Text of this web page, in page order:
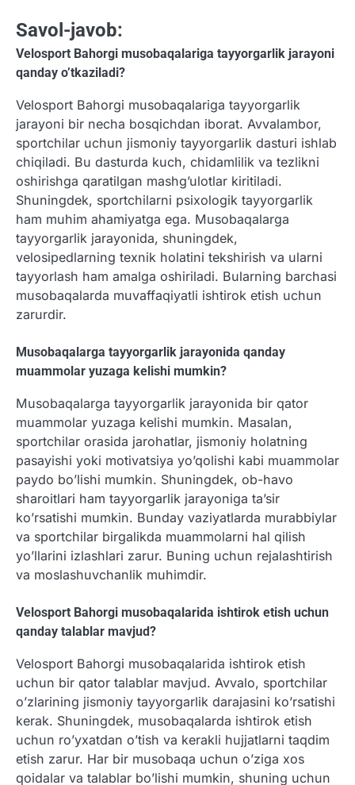
Savol-javob:
Velosport Bahorgi musobaqalariga tayyorgarlik jarayoni
qanday o’tkaziladi?
Velosport Bahorgi musobaqalariga tayyorgarlik
jarayoni bir necha bosqichdan iborat. Avvalambor,
sportchilar uchun jismoniy tayyorgarlik dasturi ishlab
chiqiladi. Bu dasturda kuch, chidamlilik va tezlikni
oshirishga qaratilgan mashg’ulotlar kiritiladi.
Shuningdek, sportchilarni psixologik tayyorgarlik
ham muhim ahamiyatga ega. Musobaqalarga
tayyorgarlik jarayonida, shuningdek,
velosipedlarning texnik holatini tekshirish va ularni
tayyorlash ham amalga oshiriladi. Bularning barchasi
musobaqalarda muvaffaqiyatli ishtirok etish uchun
zarurdir.
Musobaqalarga tayyorgarlik jarayonida qanday
muammolar yuzaga kelishi mumkin?
Musobaqalarga tayyorgarlik jarayonida bir qator
muammolar yuzaga kelishi mumkin. Masalan,
sportchilar orasida jarohatlar, jismoniy holatning
pasayishi yoki motivatsiya yo’qolishi kabi muammolar
paydo bo’lishi mumkin. Shuningdek, ob-havo
sharoitlari ham tayyorgarlik jarayoniga ta’sir
ko’rsatishi mumkin. Bunday vaziyatlarda murabbiylar
va sportchilar birgalikda muammolarni hal qilish
yo’llarini izlashlari zarur. Buning uchun rejalashtirish
va moslashuvchanlik muhimdir.
Velosport Bahorgi musobaqalarida ishtirok etish uchun
qanday talablar mavjud?
Velosport Bahorgi musobaqalarida ishtirok etish
uchun bir qator talablar mavjud. Avvalo, sportchilar
o’zlarining jismoniy tayyorgarlik darajasini ko’rsatishi
kerak. Shuningdek, musobaqalarda ishtirok etish
uchun ro’yxatdan o’tish va kerakli hujjatlarni taqdim
etish zarur. Har bir musobaqa uchun o’ziga xos
qoidalar va talablar bo’lishi mumkin, shuning uchun